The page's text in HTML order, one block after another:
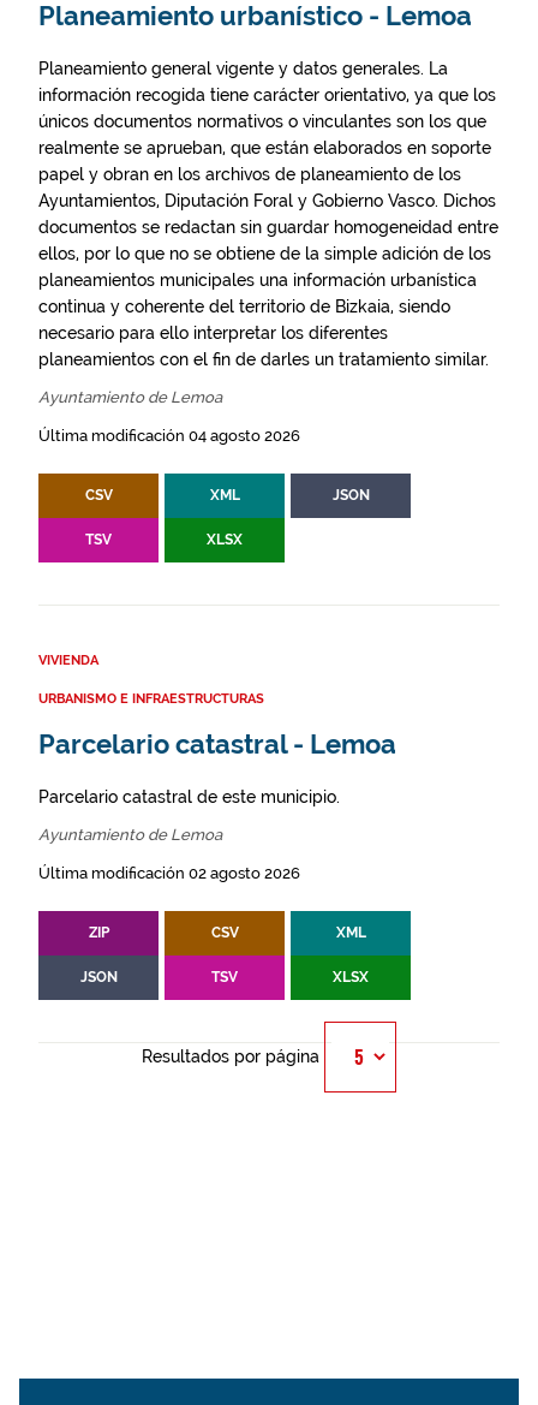
Planeamiento urbanístico - Lemoa
Planeamiento general vigente y datos generales. La
información recogida tiene carácter orientativo, ya que los
únicos documentos normativos o vinculantes son los que
realmente se aprueban, que están elaborados en soporte
papel y obran en los archivos de planeamiento de los
Ayuntamientos, Diputación Foral y Gobierno Vasco. Dichos
documentos se redactan sin guardar homogeneidad entre
ellos, por lo que no se obtiene de la simple adición de los
planeamientos municipales una información urbanística
continua y coherente del territorio de Bizkaia, siendo
necesario para ello interpretar los diferentes
planeamientos con el fin de darles un tratamiento similar.
Ayuntamiento de Lemoa
Última modificación 04 agosto 2026
CSV XML JSON
TSV XLSX
VIVIENDA
URBANISMO E INFRAESTRUCTURAS
Parcelario catastral - Lemoa
Parcelario catastral de este municipio.
Ayuntamiento de Lemoa
Última modificación 02 agosto 2026
ZIP CSV XML
JSON TSV XLSX
Resultados por página